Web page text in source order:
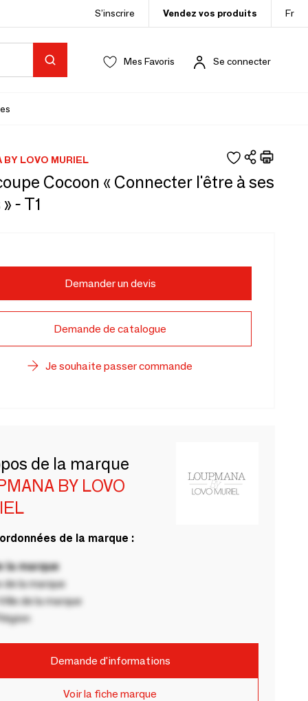
S’inscrire Vendez vos produits Fr
Mes Favoris Se connecter
BY LOVO MURIEL
Cocoon « Connecter l'être à ses
- T1
Demander un devis
Demande de catalogue
Je souhaite passer commande
de la marque
BY LOVO
de la marque :
la marque
de la marque
de la marque
Demande d'informations
Voir la fiche marque